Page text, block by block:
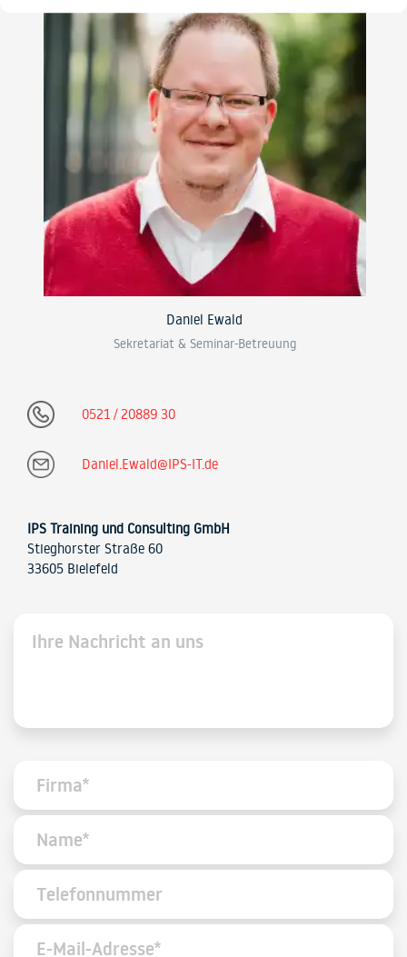
Daniel Ewald
Sekretariat & Seminar-Betreuung
0521 / 20889 30
Daniel.Ewald@IPS-IT.de
IPS Training und Consulting GmbH
Stieghorster Straße 60
33605 Bielefeld